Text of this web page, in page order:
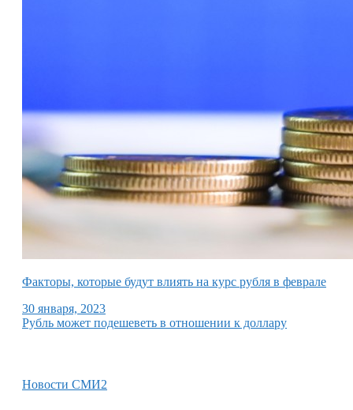
Факторы, которые будут влиять на курс рубля в феврале
30 января, 2023
Рубль может подешеветь в отношении к доллару
Новости СМИ2